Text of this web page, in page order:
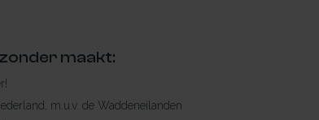
maakt:
m.u.v. de Waddeneilanden